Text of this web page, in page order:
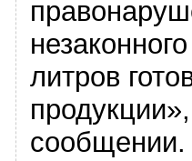
литров
сообщении.